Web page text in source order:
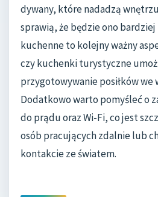
dywany, które nadadzą
sprawią, że będzie ono
kuchenne to kolejny ważny
czy kuchenki turystyczne
przygotowywanie posiłków we
Dodatkowo warto pomyśleć o
do prądu oraz Wi-Fi, co jest
osób pracujących zdalnie lub
kontakcie ze światem.